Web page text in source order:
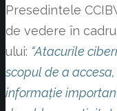
Presedintele
de vedere în
ului: “Atacurile
scopul de a
informație